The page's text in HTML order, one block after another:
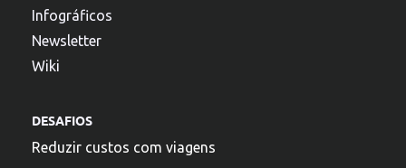
Infográficos
Newsletter
Wiki
DESAFIOS
Reduzir custos com viagens